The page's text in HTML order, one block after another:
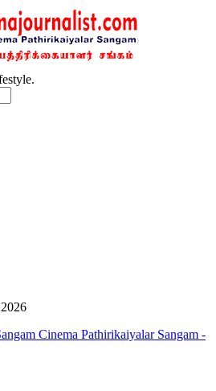
Cinema Pathirikaiyalar Sangam -